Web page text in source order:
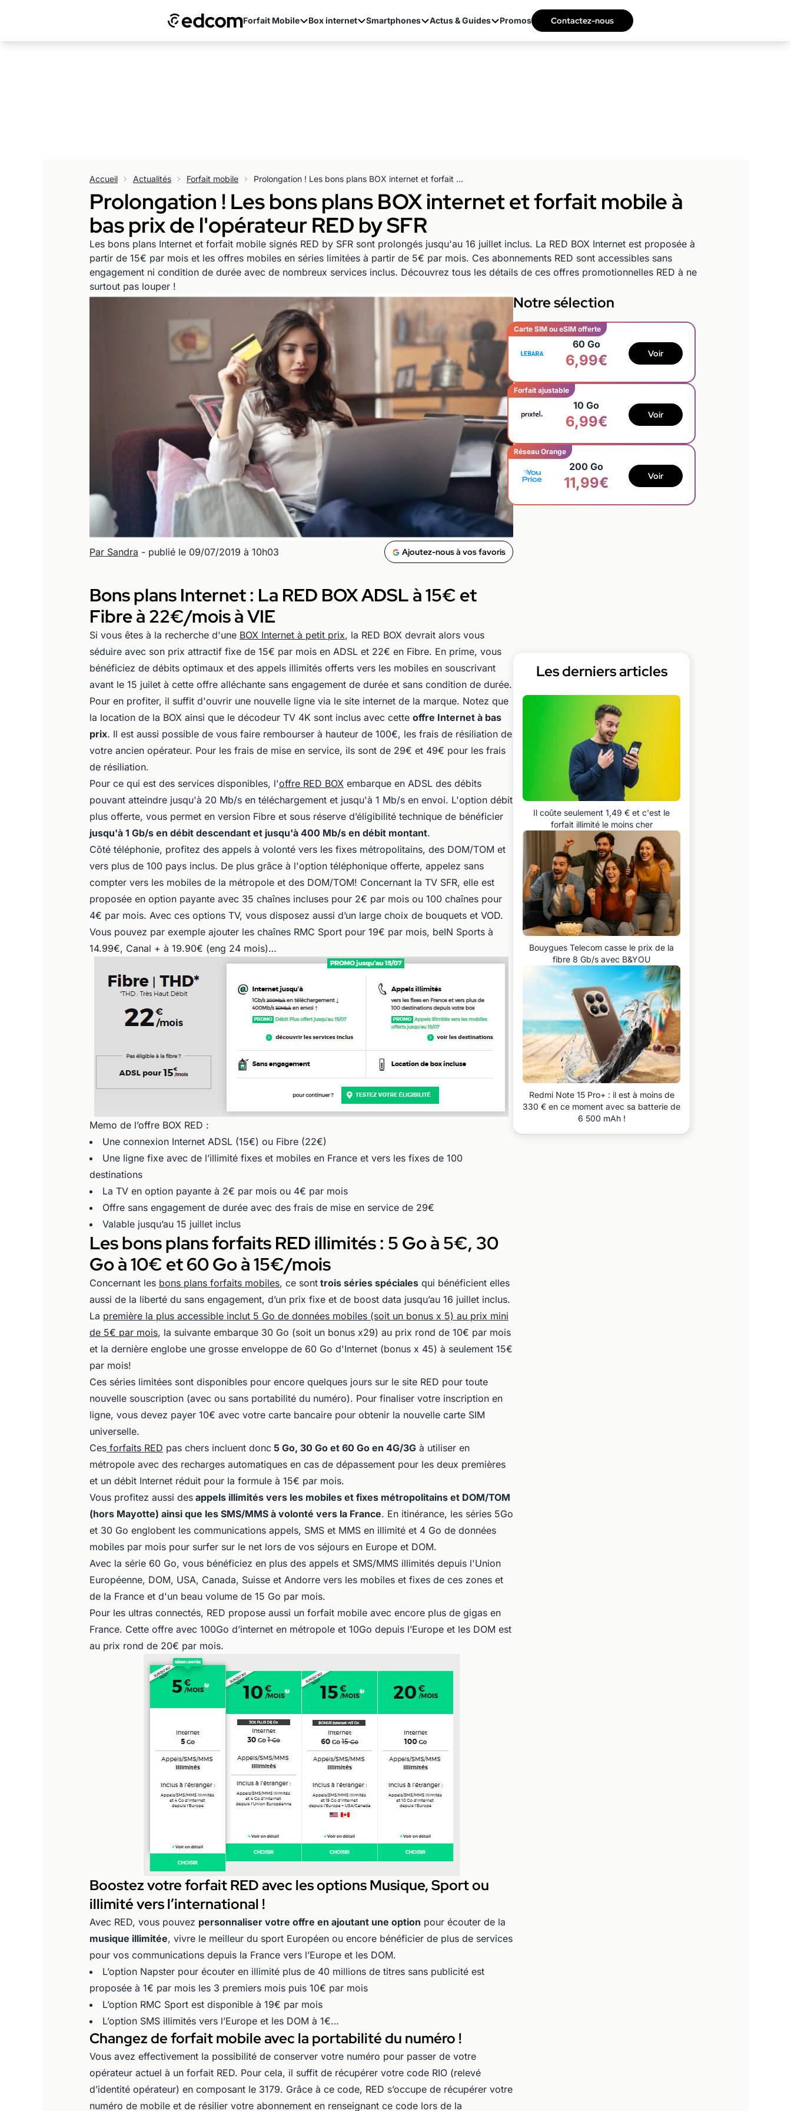
Forfait Mobile Box internet Smartphones Actus & Guides Promos Contactez-nous
Accueil Actualités Forfait mobile Prolongation ! Les bons plans BOX internet et forfait mobile à bas prix de l'opérateur RED by SFR
Prolongation ! Les bons plans BOX internet et forfait mobile à
bas prix de l'opérateur RED by SFR
Les bons plans Internet et forfait mobile signés RED by SFR sont prolongés jusqu'au 16 juillet inclus. La RED BOX Internet est proposée à
partir de 15€ par mois et les offres mobiles en séries limitées à partir de 5€ par mois. Ces abonnements RED sont accessibles sans
engagement ni condition de durée avec de nombreux services inclus. Découvrez tous les détails de ces offres promotionnelles RED à ne
surtout pas louper !
Par Sandra - publié le 09/07/2019 à 10h03 Ajoutez-nous à vos favoris
Bons plans Internet : La RED BOX ADSL à 15€ et
Fibre à 22€/mois à VIE
Si vous êtes à la recherche d'une BOX Internet à petit prix, la RED BOX devrait alors vous
séduire avec son prix attractif fixe de 15€ par mois en ADSL et 22€ en Fibre. En prime, vous
bénéficiez de débits optimaux et des appels illimités offerts vers les mobiles en souscrivant
avant le 15 juilet à cette offre alléchante sans engagement de durée et sans condition de durée.
Pour en profiter, il suffit d'ouvrir une nouvelle ligne via le site internet de la marque. Notez que
la location de la BOX ainsi que le décodeur TV 4K sont inclus avec cette offre Internet à bas
prix. Il est aussi possible de vous faire rembourser à hauteur de 100€, les frais de résiliation de
votre ancien opérateur. Pour les frais de mise en service, ils sont de 29€ et 49€ pour les frais
de résiliation.
Pour ce qui est des services disponibles, l'offre RED BOX embarque en ADSL des débits
pouvant atteindre jusqu'à 20 Mb/s en téléchargement et jusqu'à 1 Mb/s en envoi. L'option débit
plus offerte, vous permet en version Fibre et sous réserve d’éligibilité technique de bénéficier
jusqu'à 1 Gb/s en débit descendant et jusqu'à 400 Mb/s en débit montant.
Côté téléphonie, profitez des appels à volonté vers les fixes métropolitains, des DOM/TOM et
vers plus de 100 pays inclus. De plus grâce à l'option téléphonique offerte, appelez sans
compter vers les mobiles de la métropole et des DOM/TOM! Concernant la TV SFR, elle est
proposée en option payante avec 35 chaînes incluses pour 2€ par mois ou 100 chaînes pour
4€ par mois. Avec ces options TV, vous disposez aussi d’un large choix de bouquets et VOD.
Vous pouvez par exemple ajouter les chaînes RMC Sport pour 19€ par mois, beIN Sports à
14.99€, Canal + à 19.90€ (eng 24 mois)…
Memo de l’offre BOX RED :
Une connexion Internet ADSL (15€) ou Fibre (22€)
Une ligne fixe avec de l’illimité fixes et mobiles en France et vers les fixes de 100
destinations
La TV en option payante à 2€ par mois ou 4€ par mois
Offre sans engagement de durée avec des frais de mise en service de 29€
Valable jusqu’au 15 juillet inclus
Les bons plans forfaits RED illimités : 5 Go à 5€, 30
Go à 10€ et 60 Go à 15€/mois
Concernant les bons plans forfaits mobiles, ce sont trois séries spéciales qui bénéficient elles
aussi de la liberté du sans engagement, d’un prix fixe et de boost data jusqu’au 16 juillet inclus.
La première la plus accessible inclut 5 Go de données mobiles (soit un bonus x 5) au prix mini
de 5€ par mois, la suivante embarque 30 Go (soit un bonus x29) au prix rond de 10€ par mois
et la dernière englobe une grosse enveloppe de 60 Go d'Internet (bonus x 45) à seulement 15€
par mois!
Ces séries limitées sont disponibles pour encore quelques jours sur le site RED pour toute
nouvelle souscription (avec ou sans portabilité du numéro). Pour finaliser votre inscription en
ligne, vous devez payer 10€ avec votre carte bancaire pour obtenir la nouvelle carte SIM
universelle.
Ces forfaits RED pas chers incluent donc 5 Go, 30 Go et 60 Go en 4G/3G à utiliser en
métropole avec des recharges automatiques en cas de dépassement pour les deux premières
et un débit Internet réduit pour la formule à 15€ par mois.
Vous profitez aussi des appels illimités vers les mobiles et fixes métropolitains et DOM/TOM
(hors Mayotte) ainsi que les SMS/MMS à volonté vers la France. En itinérance, les séries 5Go
et 30 Go englobent les communications appels, SMS et MMS en illimité et 4 Go de données
mobiles par mois pour surfer sur le net lors de vos séjours en Europe et DOM.
Avec la série 60 Go, vous bénéficiez en plus des appels et SMS/MMS illimités depuis l'Union
Européenne, DOM, USA, Canada, Suisse et Andorre vers les mobiles et fixes de ces zones et
de la France et d'un beau volume de 15 Go par mois.
Pour les ultras connectés, RED propose aussi un forfait mobile avec encore plus de gigas en
France. Cette offre avec 100Go d’internet en métropole et 10Go depuis l’Europe et les DOM est
au prix rond de 20€ par mois.
Boostez votre forfait RED avec les options Musique, Sport ou
illimité vers l’international !
Avec RED, vous pouvez personnaliser votre offre en ajoutant une option pour écouter de la
musique illimitée, vivre le meilleur du sport Européen ou encore bénéficier de plus de services
pour vos communications depuis la France vers l’Europe et les DOM.
L’option Napster pour écouter en illimité plus de 40 millions de titres sans publicité est
proposée à 1€ par mois les 3 premiers mois puis 10€ par mois
L’option RMC Sport est disponible à 19€ par mois
L’option SMS illimités vers l’Europe et les DOM à 1€…
Changez de forfait mobile avec la portabilité du numéro !
Vous avez effectivement la possibilité de conserver votre numéro pour passer de votre
opérateur actuel à un forfait RED. Pour cela, il suffit de récupérer votre code RIO (relevé
d’identité opérateur) en composant le 3179. Grâce à ce code, RED s’occupe de récupérer votre
numéro de mobile et de résilier votre abonnement en renseignant ce code lors de la
Notre sélection
Carte SIM ou eSIM offerte
60 Go
6,99€ Voir
Forfait ajustable
10 Go
6,99€ Voir
Réseau Orange
200 Go
11,99€ Voir
Les derniers articles
Il coûte seulement 1,49 € et c'est le
forfait illimité le moins cher
Bouygues Telecom casse le prix de la
fibre 8 Gb/s avec B&YOU
Redmi Note 15 Pro+ : il est à moins de
330 € en ce moment avec sa batterie de
6 500 mAh !